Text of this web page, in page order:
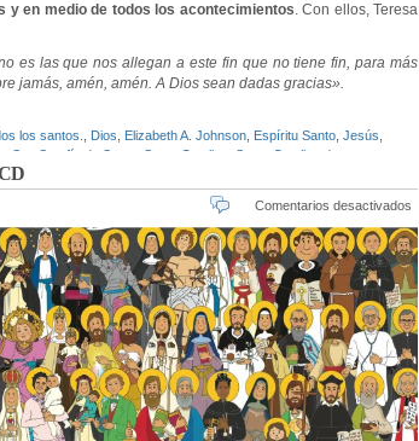
y en medio de todos los acontecimientos. Con ellos, Teresa
es las que nos allegan a este fin que no tiene fin, para más
jamás, amén, amén. A Dios sean dadas gracias».
los santos. Dios Elizabeth A. Johnson Espíritu Santo Jesús
San Serafín de Sarov Santa Catalina
Santa Catalina de
de Jesús
Comentarios desactivados